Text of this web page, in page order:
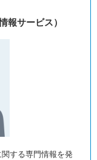
報サービス）
する専門情報を発